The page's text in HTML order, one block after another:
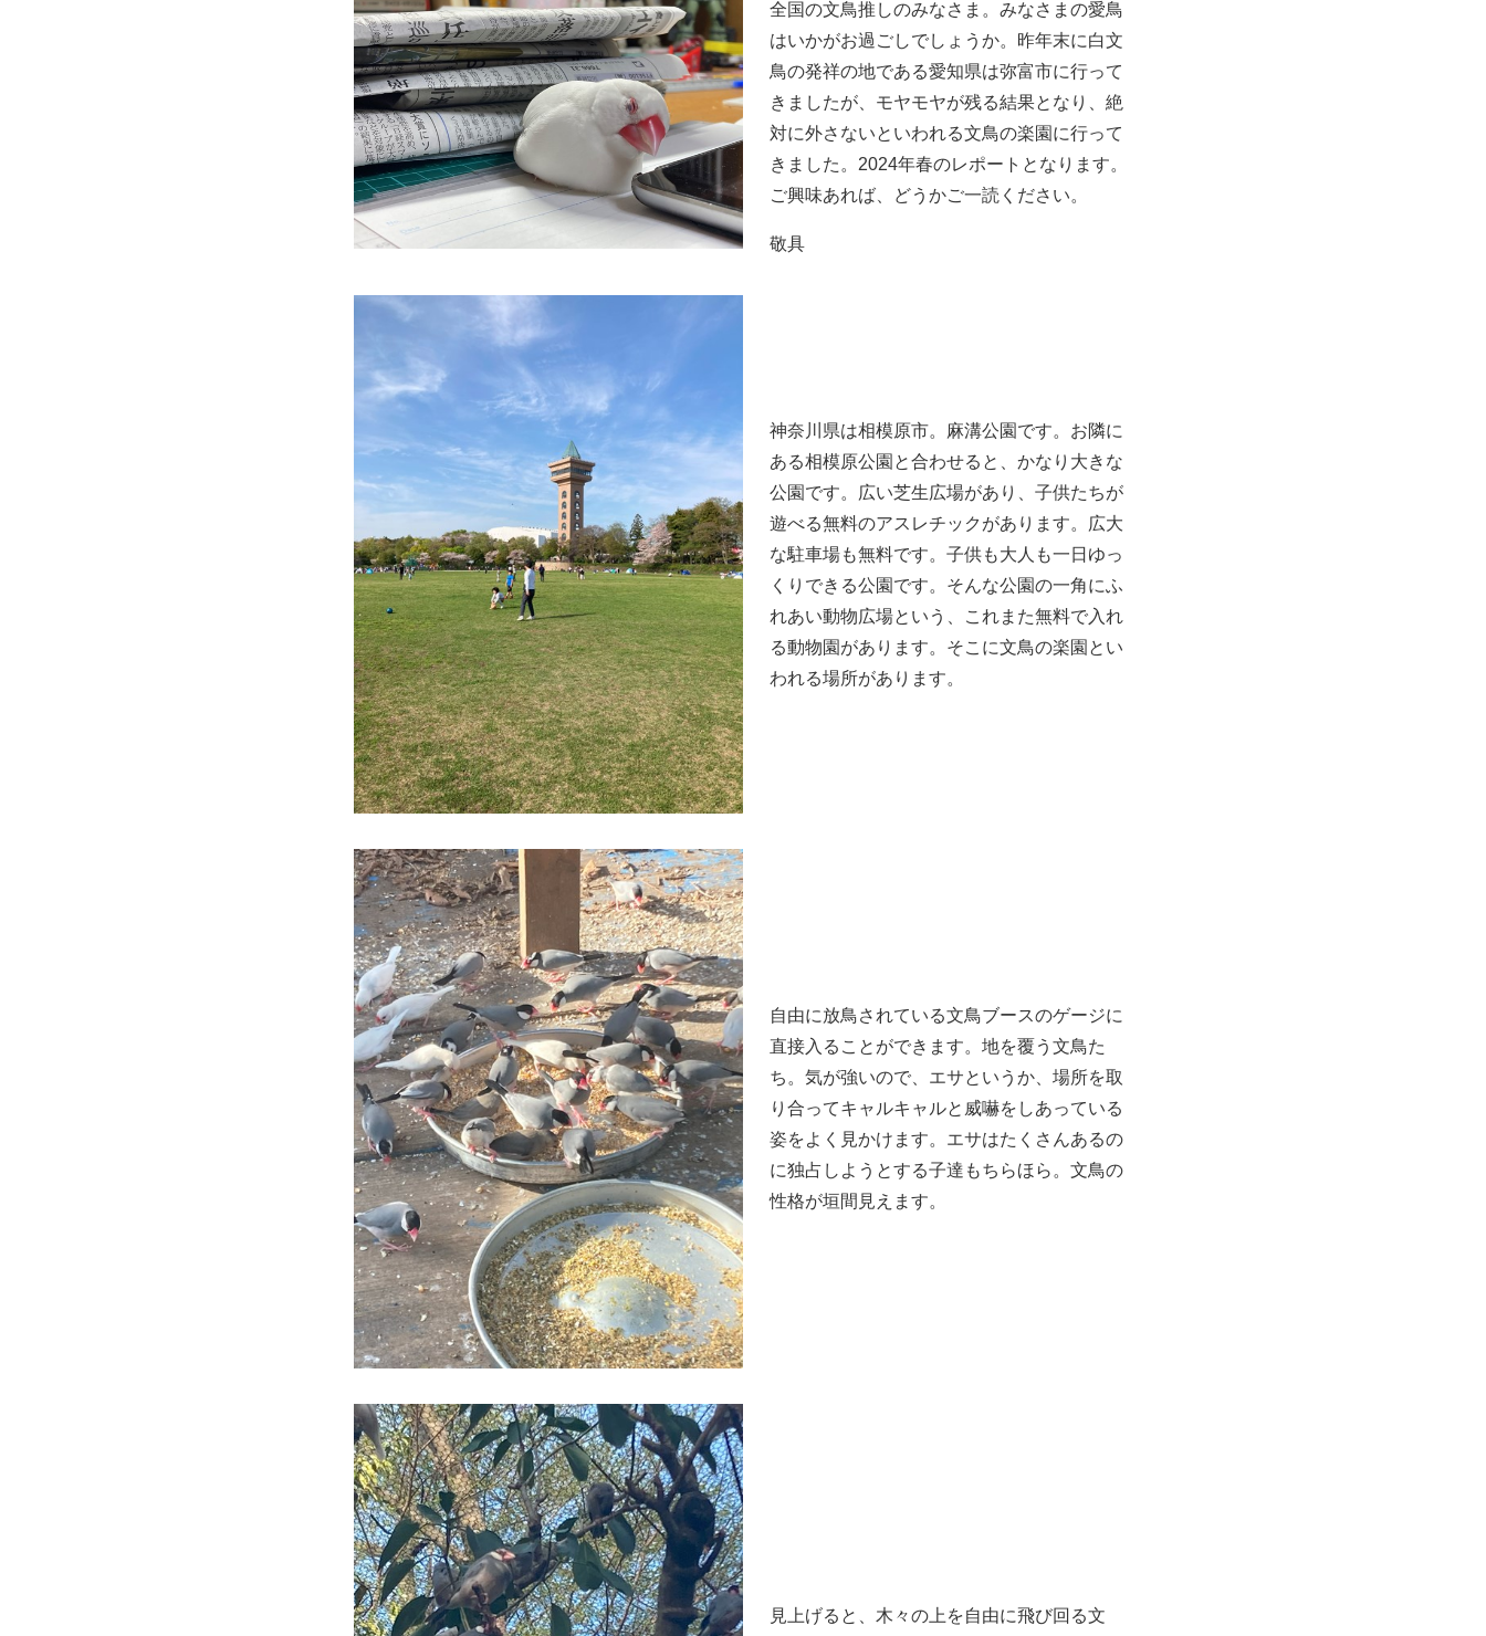
全国の文鳥推しのみなさま。みなさまの愛鳥
はいかがお過ごしでしょうか。昨年末に白文
鳥の発祥の地である愛知県は弥富市に行って
きましたが、モヤモヤが残る結果となり、絶
対に外さないといわれる文鳥の楽園に行って
きました。2024年春のレポートとなります。
ご興味あれば、どうかご一読ください。
敬具
神奈川県は相模原市。麻溝公園です。お隣に
ある相模原公園と合わせると、かなり大きな
公園です。広い芝生広場があり、子供たちが
遊べる無料のアスレチックがあります。広大
な駐車場も無料です。子供も大人も一日ゆっ
くりできる公園です。そんな公園の一角にふ
れあい動物広場という、これまた無料で入れ
る動物園があります。そこに文鳥の楽園とい
われる場所があります。
自由に放鳥されている文鳥ブースのゲージに
直接入ることができます。地を覆う文鳥た
ち。気が強いので、エサというか、場所を取
り合ってキャルキャルと威嚇をしあっている
姿をよく見かけます。エサはたくさんあるの
に独占しようとする子達もちらほら。文鳥の
性格が垣間見えます。
見上げると、木々の上を自由に飛び回る文